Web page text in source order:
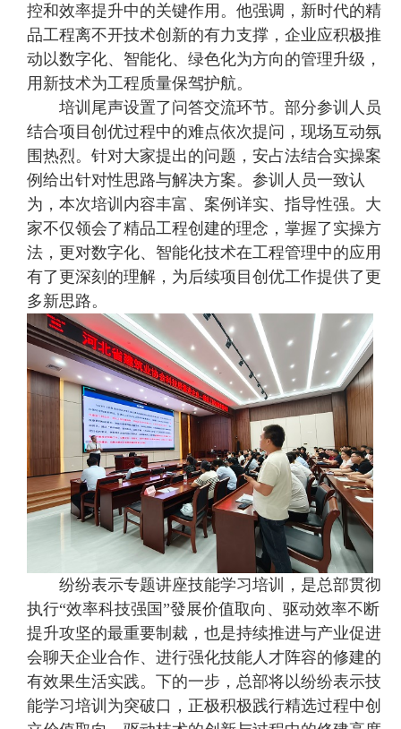
控和效率提升中的关键作用。他强调，新时代的精
品工程离不开技术创新的有力支撑，企业应积极推
动以数字化、智能化、绿色化为方向的管理升级，
用新技术为工程质量保驾护航。
培训尾声设置了问答交流环节。部分参训人员
结合项目创优过程中的难点依次提问，现场互动氛
围热烈。针对大家提出的问题，安占法结合实操案
例给出针对性思路与解决方案。参训人员一致认
为，本次培训内容丰富、案例详实、指导性强。大
家不仅领会了精品工程创建的理念，掌握了实操方
法，更对数字化、智能化技术在工程管理中的应用
有了更深刻的理解，为后续项目创优工作提供了更
多新思路。
纷纷表示专题讲座技能学习培训，是总部贯彻
执行“效率科技强国”發展价值取向、驱动效率不断
提升攻坚的最重要制裁，也是持续推进与产业促进
会聊天企业合作、进行强化技能人才阵容的修建的
有效果生活实践。下的一步，总部将以纷纷表示技
能学习培训为突破口，正极积极践行精选过程中创